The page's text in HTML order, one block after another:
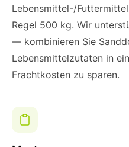
Lebensmittel-/
Regel 500 kg. Wir
— kombinieren Sie
Lebensmittelzutaten in
Frachtkosten zu sparen.